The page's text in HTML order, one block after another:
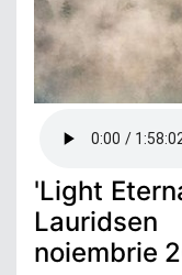
'Light
noiembrie